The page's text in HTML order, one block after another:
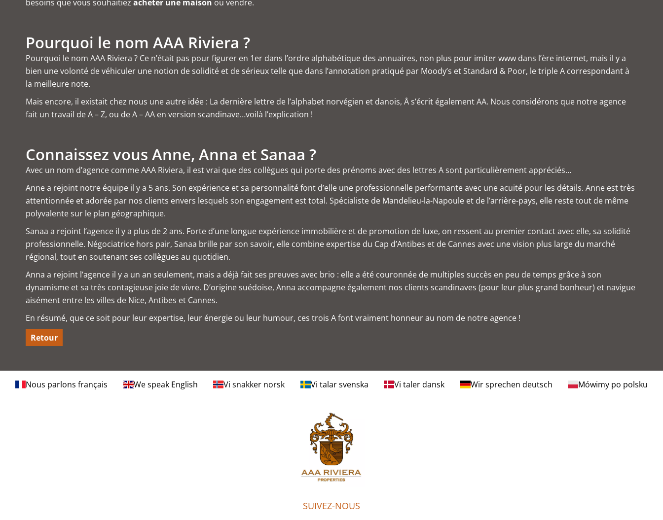
besoins que vous souhaitiez acheter une maison ou vendre.
Pourquoi le nom AAA Riviera ?
Pourquoi le nom AAA Riviera ? Ce n’était pas pour figurer en 1er dans l’ordre alphabétique des annuaires, non plus pour imiter www dans l’ère internet, mais il y a
bien une volonté de véhiculer une notion de solidité et de sérieux telle que dans l’annotation pratiqué par Moody’s et Standard & Poor, le triple A correspondant à
la meilleure note.
Mais encore, il existait chez nous une autre idée : La dernière lettre de l’alphabet norvégien et danois, Å s’écrit également AA. Nous considérons que notre agence
fait un travail de A – Z, ou de A – AA en version scandinave…voilà l’explication !
Connaissez vous Anne, Anna et Sanaa ?
Avec un nom d’agence comme AAA Riviera, il est vrai que des collègues qui porte des prénoms avec des lettres A sont particulièrement appréciés…
Anne a rejoint notre équipe il y a 5 ans. Son expérience et sa personnalité font d’elle une professionnelle performante avec une acuité pour les détails. Anne est très
attentionnée et adorée par nos clients envers lesquels son engagement est total. Spécialiste de Mandelieu-la-Napoule et de l’arrière-pays, elle reste tout de même
polyvalente sur le plan géographique.
Sanaa a rejoint l’agence il y a plus de 2 ans. Forte d’une longue expérience immobilière et de promotion de luxe, on ressent au premier contact avec elle, sa solidité
professionnelle. Négociatrice hors pair, Sanaa brille par son savoir, elle combine expertise du Cap d’Antibes et de Cannes avec une vision plus large du marché
régional, tout en soutenant ses collègues au quotidien.
Anna a rejoint l’agence il y a un an seulement, mais a déjà fait ses preuves avec brio : elle a été couronnée de multiples succès en peu de temps grâce à son
dynamisme et sa très contagieuse joie de vivre. D’origine suédoise, Anna accompagne également nos clients scandinaves (pour leur plus grand bonheur) et navigue
aisément entre les villes de Nice, Antibes et Cannes.
En résumé, que ce soit pour leur expertise, leur énergie ou leur humour, ces trois A font vraiment honneur au nom de notre agence !
Retour
Nous parlons français We speak English Vi snakker norsk Vi talar svenska Vi taler dansk Wir sprechen deutsch Mówimy po polsku
SUIVEZ-NOUS